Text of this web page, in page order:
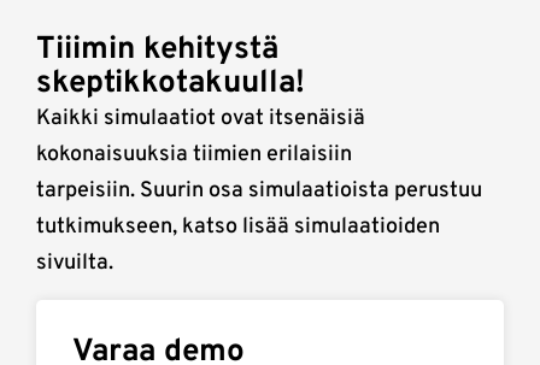
Tiiimin kehitystä
skeptikkotakuulla!
Kaikki simulaatiot ovat itsenäisiä
kokonaisuuksia tiimien erilaisiin
tarpeisiin. Suurin osa simulaatioista perustuu
tutkimukseen, katso lisää simulaatioiden
sivuilta.
Varaa demo